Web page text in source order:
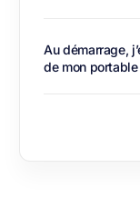
Au démarrage,
de mon